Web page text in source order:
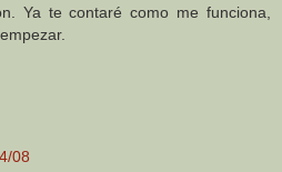
Ya te contaré como me funciona,
08